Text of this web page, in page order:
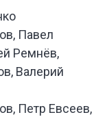
Павел
Ремнёв,
Валерий
Петр Евсеев,